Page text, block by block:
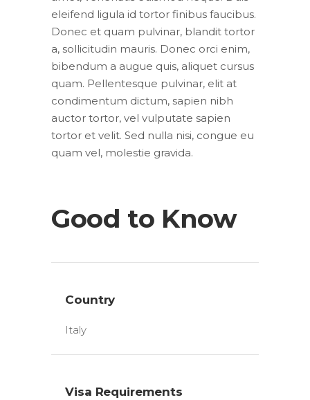
eleifend ligula id tortor finibus faucibus.
Donec et quam pulvinar, blandit tortor
a, sollicitudin mauris. Donec orci enim,
bibendum a augue quis, aliquet cursus
quam. Pellentesque pulvinar, elit at
condimentum dictum, sapien nibh
auctor tortor, vel vulputate sapien
tortor et velit. Sed nulla nisi, congue eu
quam vel, molestie gravida.
Good to Know
Country
Italy
Visa Requirements